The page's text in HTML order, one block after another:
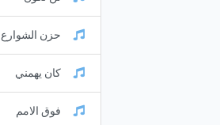
حزن الشوارع
كان يهمني
فوق الامم